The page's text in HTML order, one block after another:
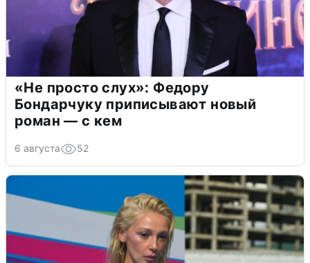
«Не просто слух»: Федору
Бондарчуку приписывают новый
роман — с кем
6 августа 52